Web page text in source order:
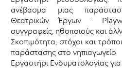
ανέβασμα μιας
Θεατρικών Έργων -
συγγραφείς, ηθοποιούς και
Σκοπιμότητα, στόχοι και
παράστασης στο νηπιαγωγείο
Εργαστήρι Ενδυματολογίας για